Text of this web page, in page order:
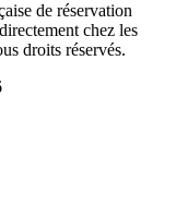
de réservation
chez les
droits réservés.